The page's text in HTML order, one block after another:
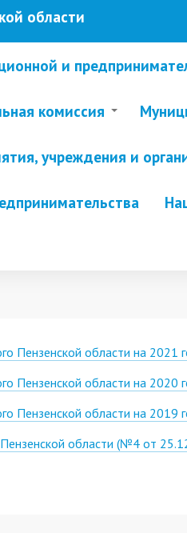
области
и
комиссия
учреждения и
Пензенской области на 2021
Пензенской области на 2020
Пензенской области на 2019
области (№4 от